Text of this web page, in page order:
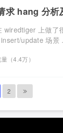
求 hang 分
上做了
update 场景
（4.4万）
2